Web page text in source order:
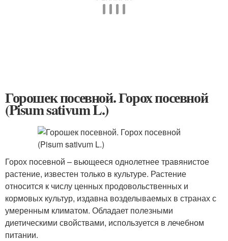
Горошек посевной. Горох посевной
(Pisum sativum L.)
Горох посевной – вьющееся однолетнее травянистое
растение, известен только в культуре. Растение
относится к числу ценных продовольственных и
кормовых культур, издавна возделываемых в странах с
умеренным климатом. Обладает полезными
диетическими свойствами, используется в лечебном
питании.